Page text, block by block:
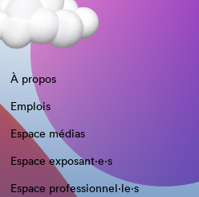
À propos
Emplois
Espace médias
Espace exposant·e⋅s
Espace professionnel·le⋅s